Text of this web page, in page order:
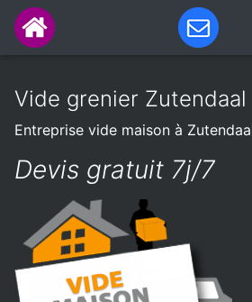
Vide grenier Zutendaal
Entreprise vide maison à
Devis gratuit 7j/7